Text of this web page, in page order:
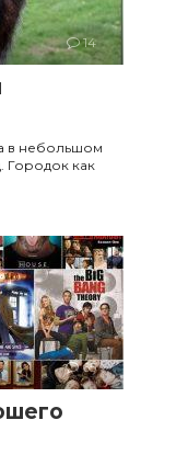
14
в небольшом
Городок как
65